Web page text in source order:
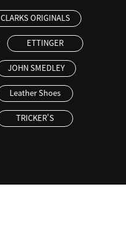
CLARKS ORIGINALS
ETTINGER
JOHN SMEDLEY
Leather Shoes
TRICKER'S